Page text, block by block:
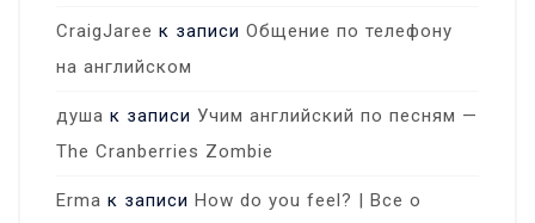
CraigJaree к записи Общение по телефону
на английском
душа к записи Учим английский по песням —
The Cranberries Zombie
Erma к записи How do you feel? | Все о